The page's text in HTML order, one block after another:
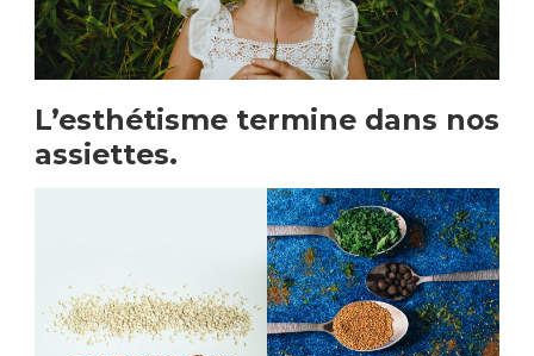
L’esthétisme termine dans nos
assiettes.